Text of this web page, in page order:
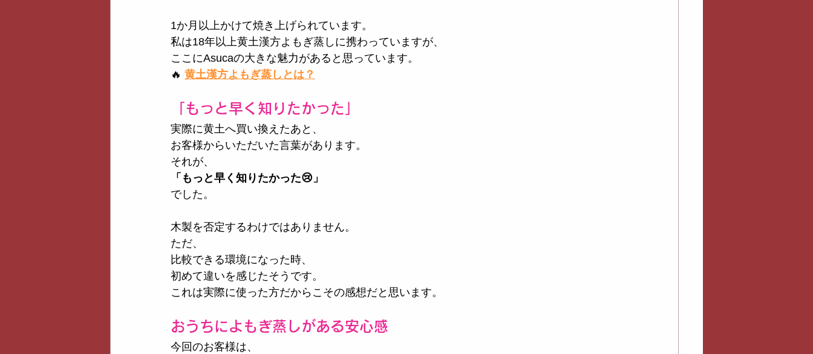
1か月以上かけて焼き上げられています。
私は18年以上黄土漢方よもぎ蒸しに携わっていますが、
ここにAsucaの大きな魅力があると思っています。
🔥 黄土漢方よもぎ蒸しとは？
「もっと早く知りたかった」
実際に黄土へ買い換えたあと、
お客様からいただいた言葉があります。
それが、
「もっと早く知りたかった😢」
でした。
木製を否定するわけではありません。
ただ、
比較できる環境になった時、
初めて違いを感じたそうです。
これは実際に使った方だからこその感想だと思います。
おうちによもぎ蒸しがある安心感
今回のお客様は、